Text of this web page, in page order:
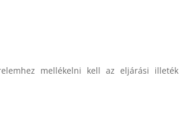
mellékelni kell az eljárási illeték